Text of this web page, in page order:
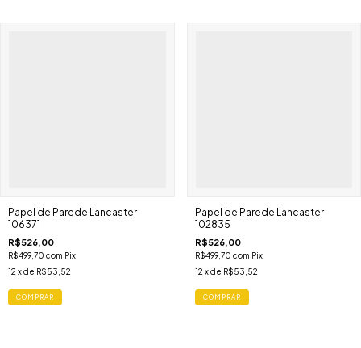
Papel de Parede Lancaster
106371
R$526,00
R$499,70 com Pix
12 x de R$53,52
COMPRAR
Papel de Parede Lancaster
102835
R$526,00
R$499,70 com Pix
12 x de R$53,52
COMPRAR